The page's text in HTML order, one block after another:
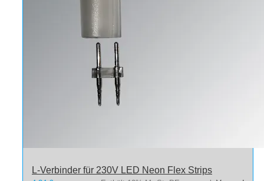
L-Verbinder für 230V LED Neon Flex Strips